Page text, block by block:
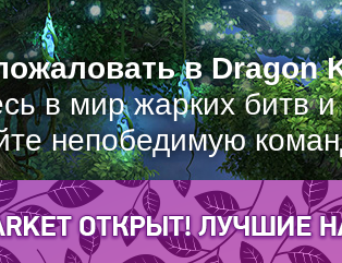
в Dragon
в мир жарких битв
непобедимую